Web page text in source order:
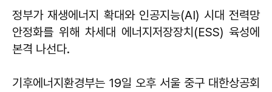
정부가 재생에너지 확대와 인공지능(AI) 시대 전력망
안정화를 위해 차세대 에너지저장장치(ESS) 육성에
본격 나선다.
기후에너지환경부는 19일 오후 서울 중구 대한상공회